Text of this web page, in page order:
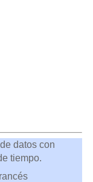
datos con
tiempo.